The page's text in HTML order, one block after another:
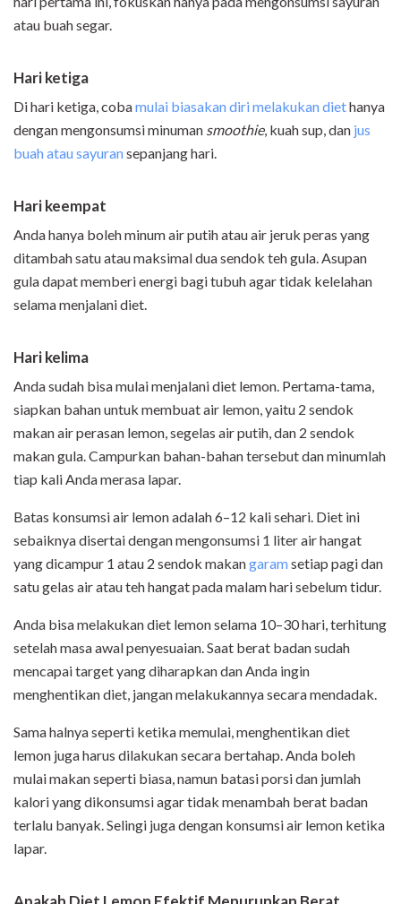
atau buah segar.
Hari ketiga
Di hari ketiga, cobamulai biasakan diri melakukan diethanya
dengan mengonsumsi minuman smoothie, kuah sup, dan jus
buah atau sayuransepanjang hari.
Hari keempat
Anda hanya boleh minum air putih atau air jeruk peras yang
ditambah satu atau maksimal dua sendok teh gula. Asupan
gula dapat memberi energi bagi tubuh agar tidak kelelahan
selama menjalani diet.
Hari kelima
Anda sudah bisa mulai menjalani diet lemon. Pertama-tama,
siapkan bahan untuk membuat air lemon, yaitu 2 sendok
makan air perasan lemon, segelas air putih, dan 2 sendok
makan gula. Campurkan bahan-bahan tersebut dan minumlah
tiap kali Anda merasa lapar.
Batas konsumsi air lemon adalah 6–12 kali sehari. Diet ini
sebaiknya disertai dengan mengonsumsi 1 liter air hangat
yang dicampur 1 atau 2 sendok makangaramsetiap pagi dan
satu gelas air atau teh hangat pada malam hari sebelum tidur.
Anda bisa melakukan diet lemon selama 10–30 hari, terhitung
setelah masa awal penyesuaian. Saat berat badan sudah
mencapai target yang diharapkan dan Anda ingin
menghentikan diet, jangan melakukannya secara mendadak.
Sama halnya seperti ketika memulai, menghentikan diet
lemon juga harus dilakukan secara bertahap. Anda boleh
mulai makan seperti biasa, namun batasi porsi dan jumlah
kalori yang dikonsumsi agar tidak menambah berat badan
terlalu banyak. Selingi juga dengan konsumsi air lemon ketika
lapar.